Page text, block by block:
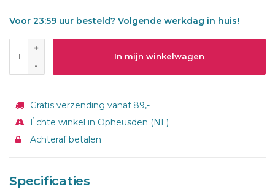
Voor 23:59 uur besteld? Volgende werkdag in huis!
+
-
In mijn winkelwagen
Gratis verzending vanaf 89,-
Échte winkel in Opheusden (NL)
Achteraf betalen
Specificaties